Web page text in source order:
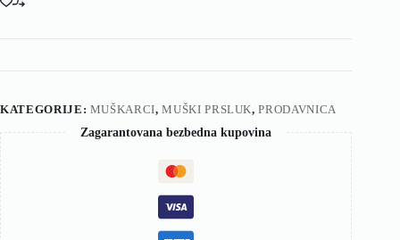
KATEGORIJE: MUŠKARCI,MUŠKI PRSLUK,PRODAVNICA
Zagarantovana bezbedna kupovina